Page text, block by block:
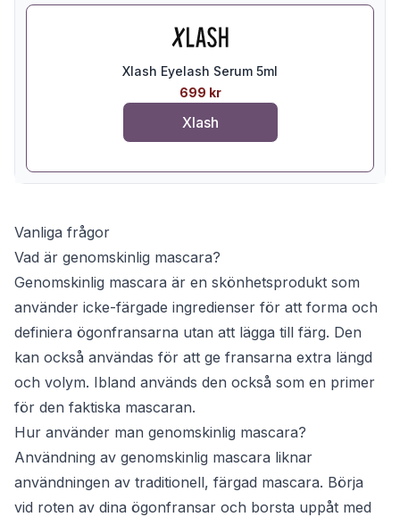
Xlash Eyelash Serum 5ml
699 kr
Xlash
Vanliga frågor
Vad är genomskinlig mascara?
Genomskinlig mascara är en skönhetsprodukt som
använder icke-färgade ingredienser för att forma och
definiera ögonfransarna utan att lägga till färg. Den
kan också användas för att ge fransarna extra längd
och volym. Ibland används den också som en primer
för den faktiska mascaran.
Hur använder man genomskinlig mascara?
Användning av genomskinlig mascara liknar
användningen av traditionell, färgad mascara. Börja
vid roten av dina ögonfransar och borsta uppåt med